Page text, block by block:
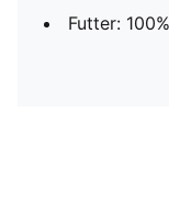
Futter: